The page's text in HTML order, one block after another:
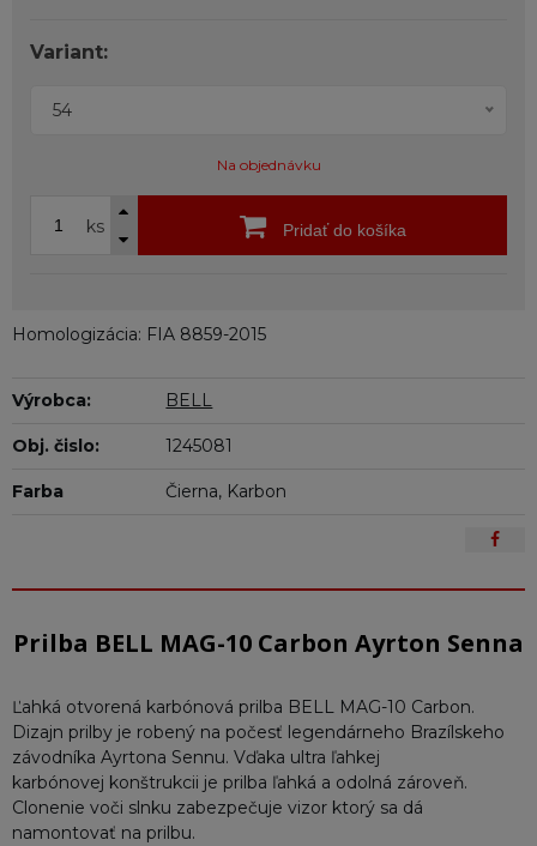
Variant:
54
Na objednávku
ks Pridať do košíka
Homologizácia: FIA 8859-2015
Výrobca: BELL
Obj. čislo: 1245081
Farba Čierna, Karbon
Prilba BELL MAG-10 Carbon Ayrton Senna
Ľahká otvorená karbónová prilba BELL MAG-10 Carbon.
Dizajn prilby je robený na počesť legendárneho Brazílskeho
závodníka Ayrtona Sennu. Vďaka ultra ľahkej
karbónovej konštrukcii je prilba ľahká a odolná zároveň.
Clonenie voči slnku zabezpečuje vizor ktorý sa dá
namontovať na prilbu.